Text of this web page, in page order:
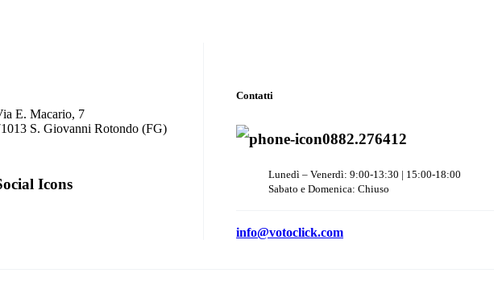
E. Macario, 7
S. Giovanni Rotondo (FG)
Icons
Contatti
0882.276412
Lunedì – Venerdì: 9:00-13:30 | 15:00-18:00
Sabato e Domenica: Chiuso
info@votoclick.com